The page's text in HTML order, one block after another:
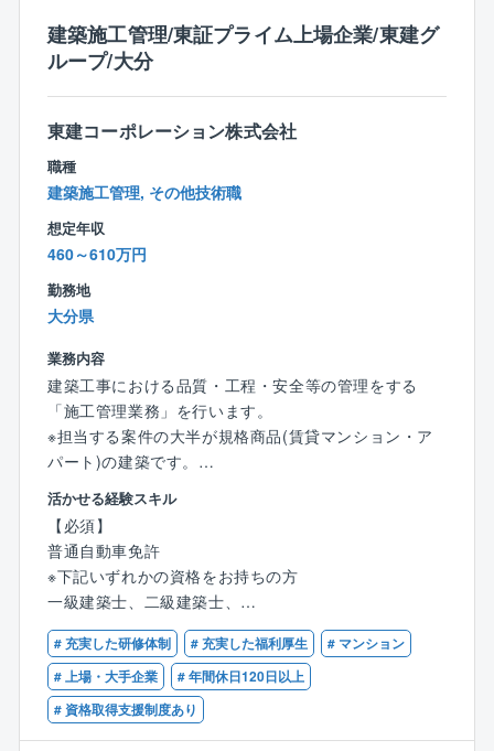
■入社後の流れ：
経験の浅い方には簡単な現場作業から見ていただき、
経験をお持ちの方には今までの経験を活かせるお仕事
をお任せします。
く、働きやすい環境を整えています。
■資格補助
資格を取る際の費用は2回までは会社負担で受けること
■同社について：
創業50年を迎え、皆様の暮らしをはじめ、工業・農
業・漁業の中に関わる多くの設備工事など幅広い分野
を通じて、社会に貢献すべく日々邁進しております。
企業理念として「顧客満足度」「環境保護」「思いや
り」「正確敏速」「技術向上」を掲げ、仕事に対する
目的意識を持って取り組みます。
・土木工事施工管理士1級
・建築工事施工管理士1級
・1級建築士
建築施工管理/東証プライム上場企業/東建グ
ループ/大分
東建コーポレーション株式会社
職種
建築施工管理, その他技術職
想定年収
460～610万円
勤務地
大分県
業務内容
建築工事における品質・工程・安全等の管理をする
「施工管理業務」を行います。
※担当する案件の大半が規格商品(賃貸マンション・ア
パート)の建築です。
【具体的には】
▼担当する案件
◎自社開発の賃貸マンション・アパート
※規格商品の建築が大半の為、経験を積む事で効率的に
業務を進められるようになります。
▼仕事の詳細
安全や品質、工程の管理をお任せします。
同社独自のシステムとしてタブレット(ipad)で業務を支
援しスムーズに仕事を進められる環境を整えていま
活かせる経験スキル
【必須】
普通自動車免許
※下記いずれかの資格をお持ちの方
一級建築士、二級建築士、
1級建築施工管理技士、2級建築施工管理技士
# 充実した研修体制 # 充実した福利厚生
# マンション
# 上場・大手企業
# 年間休日120日以上
# 資格取得支援制度あり